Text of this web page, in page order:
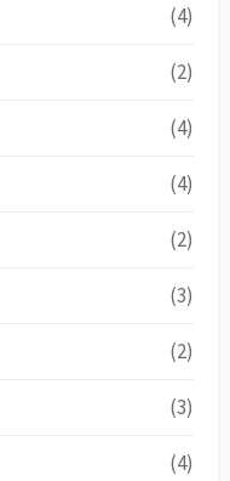
(4)
(2)
(4)
(4)
(2)
(3)
(2)
(3)
(4)